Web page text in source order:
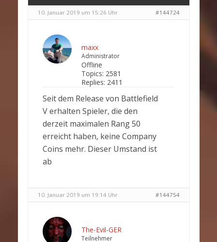
10. Januar 2019 um 15:26 Uhr #144724
maxx
Administrator
Offline
Topics: 2581
Replies: 2411
Seit dem Release von Battlefield
V erhalten Spieler, die den
derzeit maximalen Rang 50
erreicht haben, keine Company
Coins mehr. Dieser Umstand ist
ab
10. Januar 2019 um 19:14 Uhr #144754
The-Evil-GER
Teilnehmer